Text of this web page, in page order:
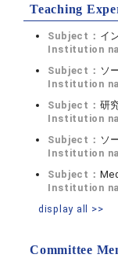
Teaching
Subject： イ
Institution
Subject： ソ
Institution
Subject： 研
Institution
Subject： ソ
Institution
Subject：
Institution
display all >>
Committee